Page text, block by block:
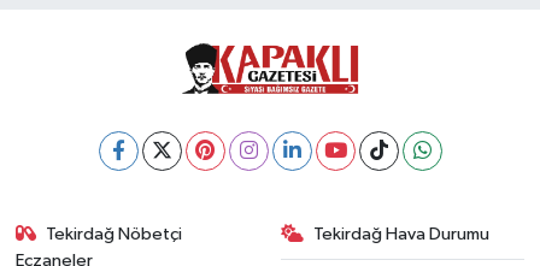
Tekirdağ Nöbetçi
Eczaneler
Tekirdağ Hava Durumu